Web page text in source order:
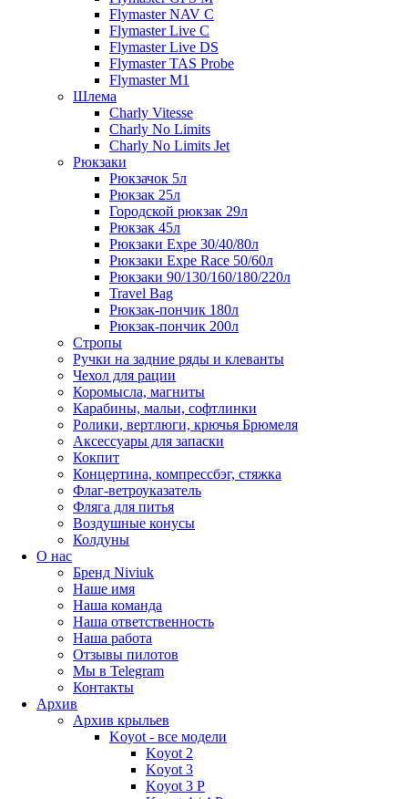
Flymaster NAV C
Flymaster Live C
Flymaster Live DS
Flymaster TAS Probe
Flymaster M1
Шлема
Charly Vitesse
Charly No Limits
Charly No Limits Jet
Рюкзаки
Рюкзачок 5л
Рюкзак 25л
Городской рюкзак 29л
Рюкзак 45л
Рюкзаки Expe 30/40/80л
Рюкзаки Expe Race 50/60л
Рюкзаки 90/130/160/180/220л
Travel Bag
Рюкзак-пончик 180л
Рюкзак-пончик 200л
Стропы
Ручки на задние ряды и клеванты
Чехол для рации
Коромысла, магниты
Карабины, мальи, софтлинки
Ролики, вертлюги, крючья Брюмеля
Аксессуары для запаски
Кокпит
Концертина, компрессбэг, стяжка
Флаг-ветроуказатель
Фляга для питья
Воздушные конусы
Колдуны
О нас
Бренд Niviuk
Наше имя
Наша команда
Наша ответственность
Наша работа
Отзывы пилотов
Мы в Telegram
Контакты
Архив
Архив крыльев
Koyot - все модели
Koyot 2
Koyot 3
Koyot 3 P